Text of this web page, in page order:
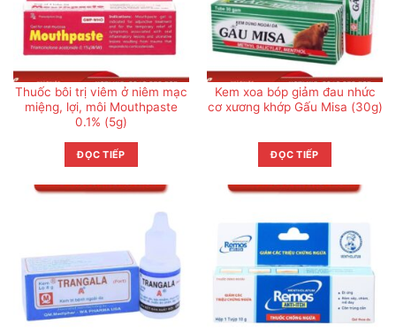
Thuốc bôi trị viêm ở niêm mạc
miệng, lợi, môi Mouthpaste
0.1% (5g)
ĐỌC TIẾP
Kem xoa bóp giảm đau nhức
cơ xương khớp Gấu Misa (30g)
ĐỌC TIẾP